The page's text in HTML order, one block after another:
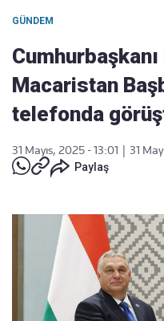
GÜNDEM
Macaristan
telefonda
31 Mayıs, 2025 - 13:01
31
Paylaş